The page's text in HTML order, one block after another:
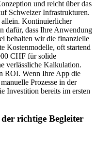
und reicht über das
Schweizer Infrastrukturen.
allein. Kontinuierlicher
dafür, dass Ihre Anwendung
behalten wir die finanzielle
Kostenmodelle, oft startend
CHF für solide
verlässliche Kalkulation.
ROI. Wenn Ihre App die
Prozesse in der
Investition bereits im ersten
richtige Begleiter